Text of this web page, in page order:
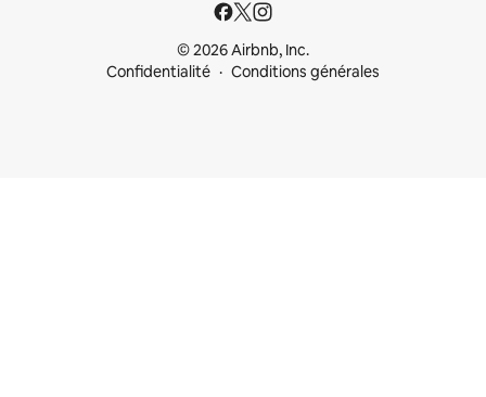
© 2026 Airbnb, Inc.
Confidentialité
Conditions générales